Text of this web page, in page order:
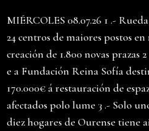
MIÉRCOLES 08.07.26 1 .-
24 centros de maiores postos en
creación de 1.800 novas prazas
e a Fundación Reina Sofía
170.000€ á restauración de
afectados polo lume 3 .- Solo
diez hogares de Ourense tiene